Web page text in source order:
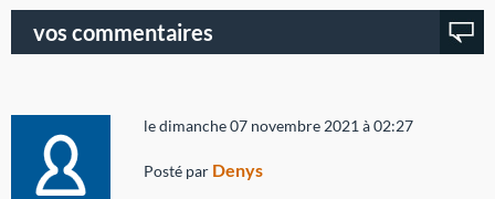
vos commentaires
le dimanche 07 novembre 2021 à 02:27
Posté par Denys